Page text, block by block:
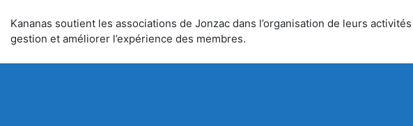
Kananas soutient les associations de Jonzac dans l’organisation de leurs
gestion et améliorer l’expérience des membres.